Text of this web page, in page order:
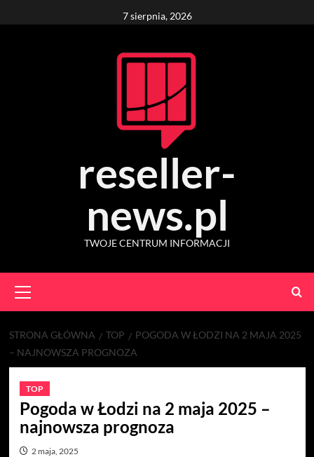
to
7 sierpnia, 2026
reseller-
news.pl
TWOJE CENTRUM INFORMACJI
Menu
STRONA GŁÓWNA TOP
POGODA W ŁODZI NA 2 MAJA 2025
– NAJNOWSZA PROGNOZA
TOP
Pogoda w Łodzi na 2 maja 2025 –
najnowsza prognoza
2 maja, 2025